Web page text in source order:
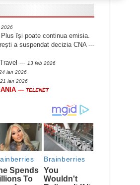
2026
își poate continua emisia.
a suspendat decizia CNA ---
--- 13 feb 2026
ian 2026
21 ian 2026
--- TELENET